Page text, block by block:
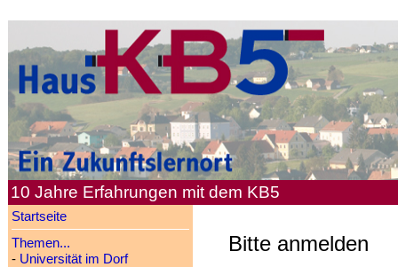
10 Jahre Erfahrungen mit dem KB5
Startseite
Themen...
- Universität im Dorf
Bitte anmelden